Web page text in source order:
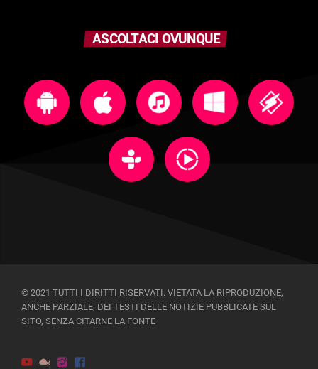
ASCOLTACI OVUNQUE
© 2021 TUTTI I DIRITTI RISERVATI. VIETATA LA RIPRODUZIONE,
ANCHE PARZIALE, DEI TESTI DELLE NOTIZIE PUBBLICATE SUL
SITO, SENZA CITARNE LA FONTE